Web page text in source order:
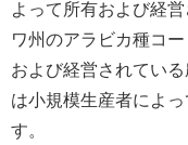
よって所有および経
ワ州のアラビカ種コ
および経営されてい
は小規模生産者によ
す。